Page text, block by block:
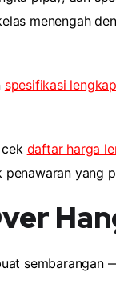
menengah
spesifikasi
daftar harga
yang
sembarangan